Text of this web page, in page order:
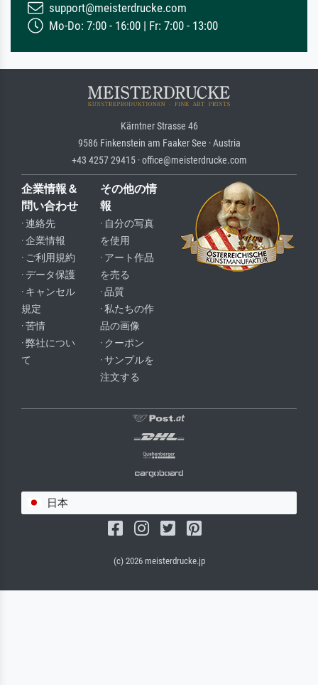
support@meisterdrucke.com
Mo-Do: 7:00 - 16:00 | Fr: 7:00 - 13:00
Kärntner Strasse 46
9586 Finkenstein am Faaker See · Austria
+43 4257 29415 · office@meisterdrucke.com
企業情報＆
問い合わせ
· 連絡先
· 企業情報
· ご利用規約
· データ保護
· キャンセル
規定
· 苦情
· 弊社につい
て
その他の情
報
· 自分の写真
を使用
· アート作品
を売る
· 品質
· 私たちの作
品の画像
· クーポン
· サンプルを
注文する
日本
(c) 2026 meisterdrucke.jp